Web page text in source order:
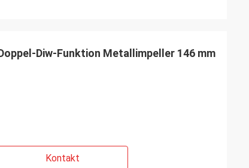
Diw-Funktion Metallimpeller 146 mm
Kontakt